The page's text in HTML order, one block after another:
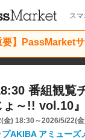
ス
要】PassMarket
番組観覧
ょ～!! vol.10
金) 18:30～2026/5/22(
プAKIBA アミューズ